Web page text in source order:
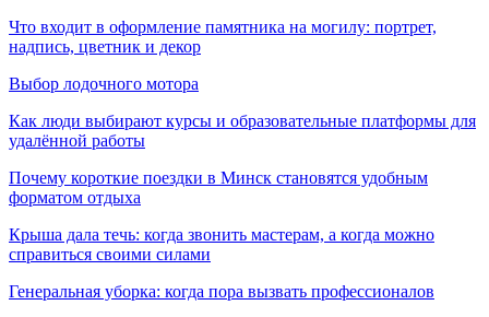
Что входит в оформление памятника на могилу: портрет,
надпись, цветник и декор
Выбор лодочного мотора
Как люди выбирают курсы и образовательные платформы для
удалённой работы
Почему короткие поездки в Минск становятся удобным
форматом отдыха
Крыша дала течь: когда звонить мастерам, а когда можно
справиться своими силами
Генеральная уборка: когда пора вызвать профессионалов